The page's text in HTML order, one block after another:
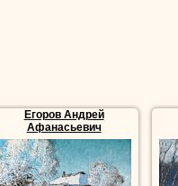
Егоров Андрей
Афанасьевич